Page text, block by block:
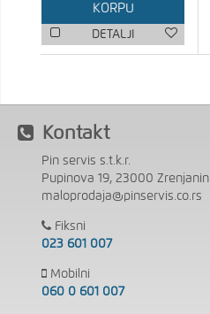
KORPU
DETALJI
Kontakt
Pin servis s.t.k.r.
Pupinova 19, 23000 Zrenjanin
maloprodaja@pinservis.co.rs
Fiksni
023 601 007
Mobilni
060 0 601 007